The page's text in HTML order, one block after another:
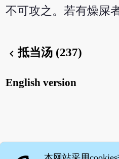
不可攻之。若有燥屎
chevron_left抵当汤 (237)
English version